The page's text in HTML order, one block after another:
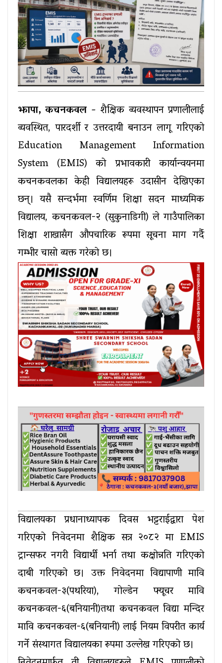
झापा, कचनकवल - शैक्षिक व्यवस्थापन प्रणालीलाई
व्यवस्थित, पारदर्शी र उत्तरदायी बनाउन लागू गरिएको
Education Management Information
System (EMIS) को प्रभावकारी कार्यान्वयनमा
कचनकवलका केही विद्यालयहरू उदासीन देखिएका
छन्। यसै सन्दर्भमा स्वर्णिम शिक्षा सदन माध्यमिक
विद्यालय, कचनकवल-२ (सुकुनाडिगी) ले गाउँपालिका
शिक्षा शाखासँग औपचारिक रूपमा सूचना माग गर्दै
गम्भीर चासो व्यक्त गरेको छ।
विद्यालयका प्रधानाध्यापक दिवस भट्टराईद्वारा पेश
गरिएको निवेदनमा शैक्षिक सत्र २०८२ मा EMIS
ट्रान्सफर नगरी विद्यार्थी भर्ना तथा कक्षोन्नति गरिएको
दाबी गरिएको छ। उक्त निवेदनमा विद्यापाणी मावि
कचनकवल-३(पथरिया), गोल्डेन फ्यूचर मावि
कचनकवल-६(बनियानी)तथा कचनकवल विद्या मन्दिर
मावि कचनकवल-६(बनियानी) लाई नियम विपरीत कार्य
गर्ने संस्थागत विद्यालयका रूपमा उल्लेख गरिएको छ।